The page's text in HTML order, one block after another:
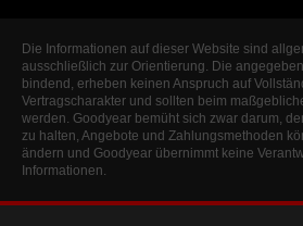
Die Informationen auf dieser Website sind
ausschließlich zur Orientierung. Die
bindend, erheben keinen Anspruch auf
Vertragscharakter und sollten beim
werden. Goodyear bemüht sich zwar darum,
zu halten, Angebote und Zahlungsmethoden
ändern und Goodyear übernimmt keine
Informationen.